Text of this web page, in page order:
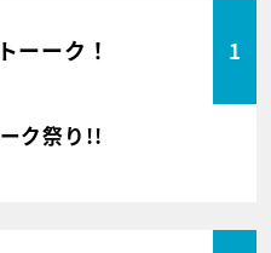
ーーク！ 1
ク祭り!!